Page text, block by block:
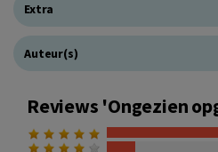
Extra
Auteur(s)
Reviews 'Ongezien